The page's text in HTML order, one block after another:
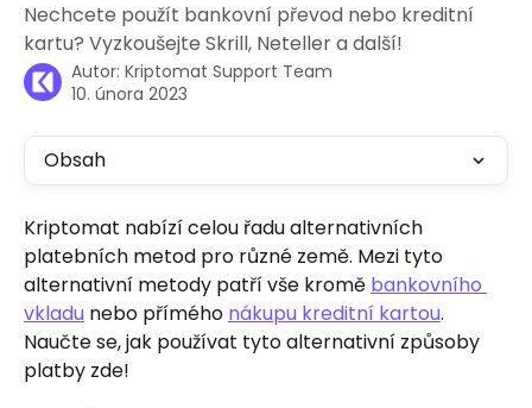
Nechcete použít bankovní převod nebo kreditní
kartu? Vyzkoušejte Skrill, Neteller a další!
Autor: Kriptomat Support Team
10. února 2023
Obsah
Kriptomat nabízí celou řadu alternativních
platebních metod pro různé země. Mezi tyto
alternativní metody patří vše kromě bankovního
vkladu nebo přímého nákupu kreditní kartou.
Naučte se, jak používat tyto alternativní způsoby
platby zde!